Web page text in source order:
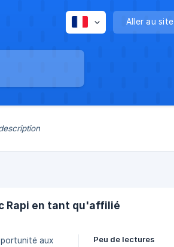
Aller au site
Rapi en tant qu'affilié
aux
Peu de lectures